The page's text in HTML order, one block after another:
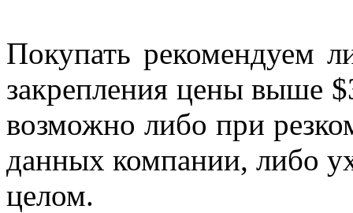
Покупать рекомендуем
закрепления цены выше
возможно либо при
данных компании, либо
целом.